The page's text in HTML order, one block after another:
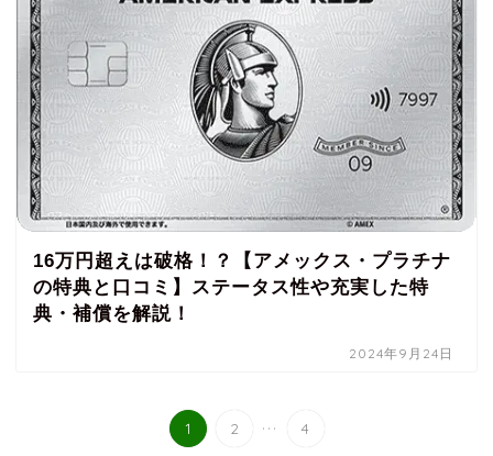
16万円超えは破格！？【アメックス・プラチナ
の特典と口コミ】ステータス性や充実した特
典・補償を解説！
2024年9月24日
1 2 ... 4